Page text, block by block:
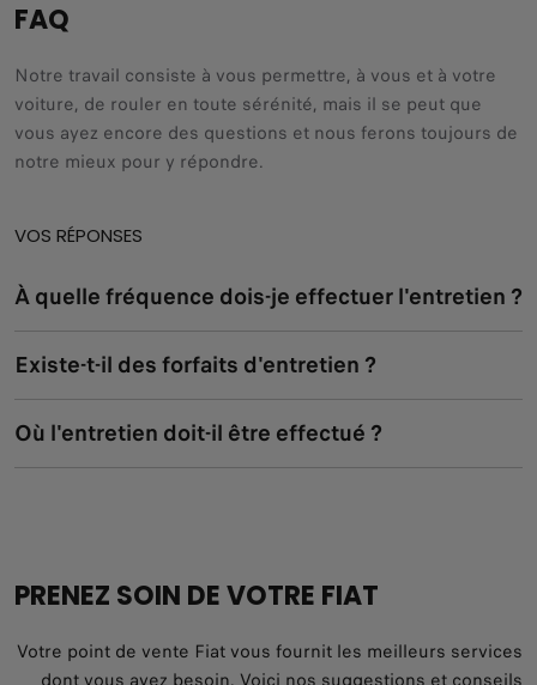
FAQ
Notre travail consiste à vous permettre, à vous et à votre
voiture, de rouler en toute sérénité, mais il se peut que
vous ayez encore des questions et nous ferons toujours de
notre mieux pour y répondre.
VOS RÉPONSES
À quelle fréquence dois-je effectuer l'entretien ?
Existe-t-il des forfaits d'entretien ?
Où l'entretien doit-il être effectué ?
PRENEZ SOIN DE VOTRE FIAT
Votre point de vente Fiat vous fournit les meilleurs services